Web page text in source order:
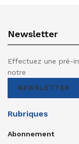
Newsletter
Effectuez une pré-
notre
NEWSLETTER
Rubriques
Abonnement